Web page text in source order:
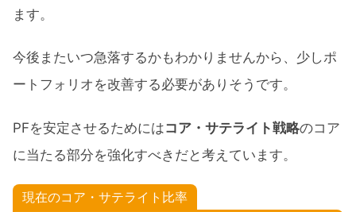
ます。
今後またいつ急落するかもわかりませんから、少しポ
ートフォリオを改善する必要がありそうです。
PFを安定させるためにはコア・サテライト戦略のコア
に当たる部分を強化すべきだと考えています。
現在のコア・サテライト比率